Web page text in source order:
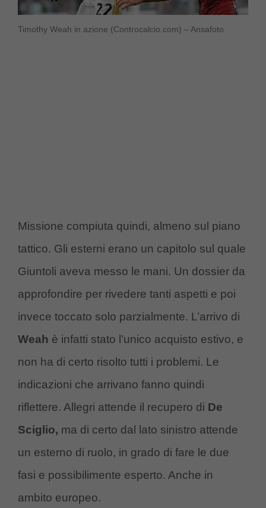
Timothy Weah in azione (Controcalcio.com) – Ansafoto
Missione compiuta quindi, almeno sul piano
tattico. Gli esterni erano un capitolo sul quale
Giuntoli aveva messo le mani. Un dossier da
approfondire per rivedere tanti aspetti e poi
invece toccato solo parzialmente. L’arrivo di
Weah è infatti stato l’unico acquisto estivo, e
non ha di certo risolto tutti i problemi. Le
indicazioni che arrivano fanno quindi
riflettere. Allegri attende il recupero di De
Sciglio, ma di certo dal lato sinistro attende
un esterno di ruolo, in grado di fare le due
fasi e possibilimente esperto. Anche in
ambito europeo.